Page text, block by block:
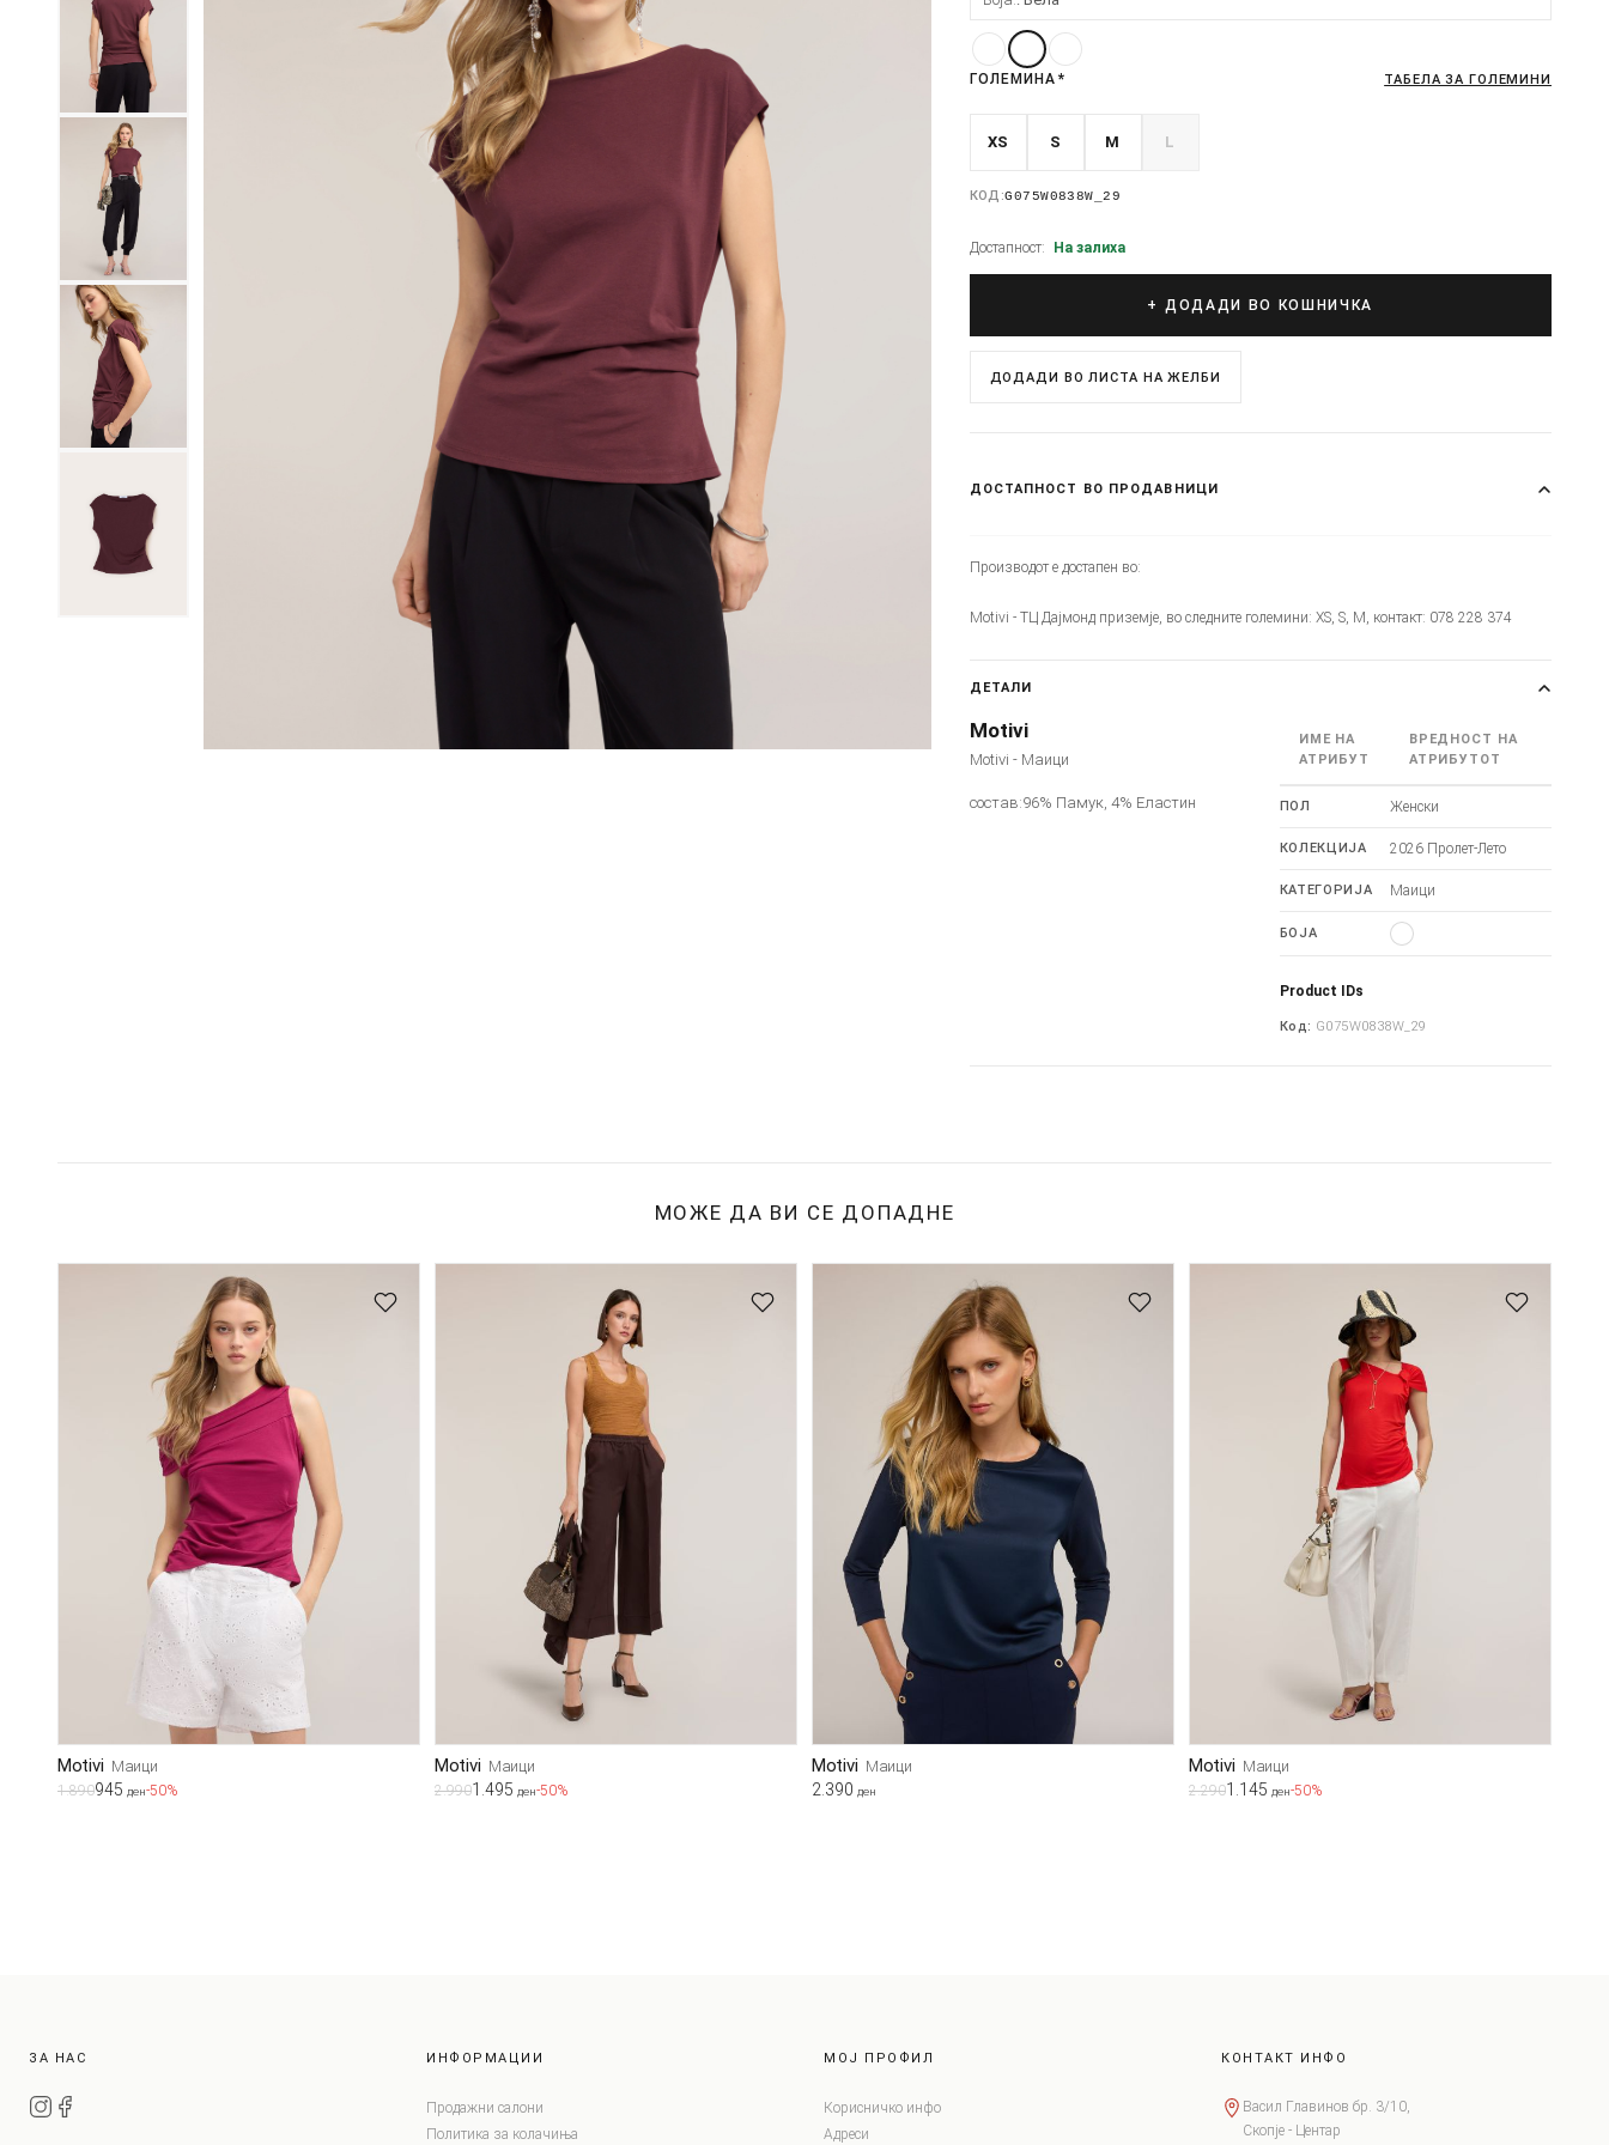
ГОЛЕМИНА * ТАБЕЛА ЗА ГОЛЕМИНИ
XS S M L
КОД:G075W0838W_29
Достапност: На залиха
+ ДОДАДИ ВО КОШНИЧКА
ДОДАДИ ВО ЛИСТА НА ЖЕЛБИ
ДОСТАПНОСТ ВО ПРОДАВНИЦИ
Производот е достапен во:
Motivi - ТЦ Дајмонд приземје, во следните големини: XS, S, M, контакт: 078 228 374
ДЕТАЛИ
Motivi
Motivi - Маици
состав:96% Памук, 4% Еластин
ИМЕ НА
АТРИБУТ
ВРЕДНОСТ НА
АТРИБУТОТ
ПОЛ Женски
КОЛЕКЦИЈА 2026 Пролет-Лето
КАТЕГОРИЈА Маици
БОЈА
Product IDs
Код: G075W0838W_29
МОЖЕ ДА ВИ СЕ ДОПАДНЕ
Motivi Маици
1.890945 ден-50%
Motivi Маици
2.9901.495 ден-50%
Motivi Маици
2.390 ден
Motivi Маици
2.2901.145 ден-50%
ЗА НАС ИНФОРМАЦИИ
Продажни салони
Политика за колачиња
МОЈ ПРОФИЛ
Корисничко инфо
Адреси
КОНТАКТ ИНФО
Васил Главинов бр. 3/10,
Скопје - Центар